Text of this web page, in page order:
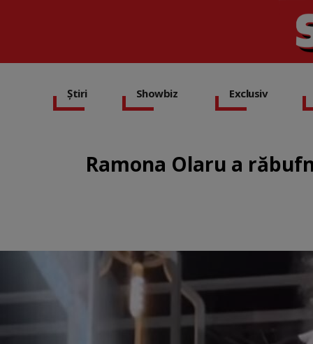
Știri Showbiz Exclusiv
Ramona Olaru a